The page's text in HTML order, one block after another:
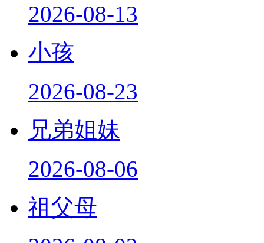
2026-08-13
小孩
2026-08-23
兄弟姐妹
2026-08-06
祖父母